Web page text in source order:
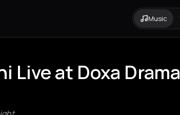
Music
Live at Doxa Drama